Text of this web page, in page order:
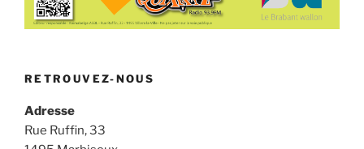
RETROUVEZ-NOUS
Adresse
Rue Ruffin, 33